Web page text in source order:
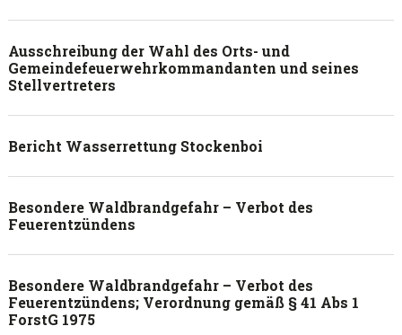
Ausschreibung der Wahl des Orts- und
Gemeindefeuerwehrkommandanten und seines
Stellvertreters
Bericht Wasserrettung Stockenboi
Besondere Waldbrandgefahr – Verbot des
Feuerentzündens
Besondere Waldbrandgefahr – Verbot des
Feuerentzündens; Verordnung gemäß § 41 Abs 1
ForstG 1975